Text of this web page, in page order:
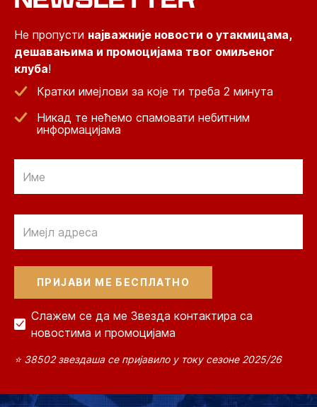
Не пропусти најважније новости о утакмицама,
дешавањима и промоцијама твог омиљеног
клуба!
Кратки имејлови за које ти треба 2 минута
Никад те нећемо спамовати небитним
информацијама
Слажем се да ме Звезда контактира са
новостима и промоцијама
⭐ 38502 звездаша се пријавило у току сезоне 2025/26